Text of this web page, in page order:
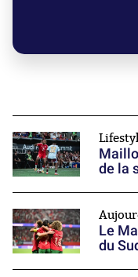
de la
Le
du